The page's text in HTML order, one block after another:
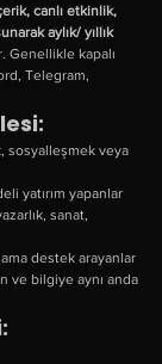
canlı etkinlik,
aylık/ yıllık
Genellikle kapalı
Telegram,
sosyalleşmek veya
yatırım yapanlar
sanat,
destek arayanlar
ve bilgiye aynı anda